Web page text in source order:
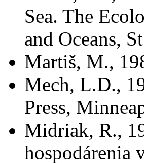
Sea. The
and Oceans,
Martiš, M.,
Mech, L.D.,
Press,
Midriak, R.,
hospodárenia